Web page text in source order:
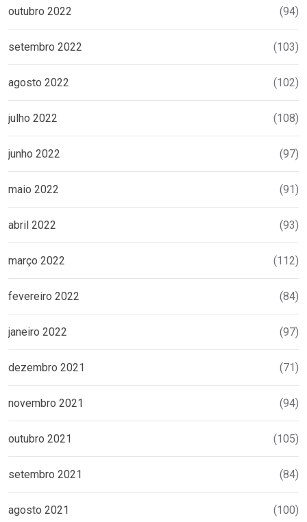
outubro 2022 (94)
setembro 2022 (103)
agosto 2022 (102)
julho 2022 (108)
junho 2022 (97)
maio 2022 (91)
abril 2022 (93)
março 2022 (112)
fevereiro 2022 (84)
janeiro 2022 (97)
dezembro 2021 (71)
novembro 2021 (94)
outubro 2021 (105)
setembro 2021 (84)
agosto 2021 (100)